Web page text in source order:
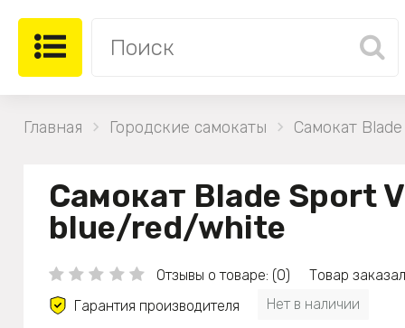
Главная Городские самокаты Самокат
Самокат Blade Sport
blue/red/white
Отзывы о товаре: (0)
Товар
Гарантия производителя
Нет в наличии